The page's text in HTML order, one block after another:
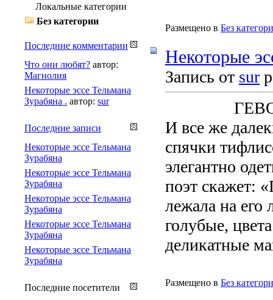
Размещено в Без
Некоторые
Запись от sur
И все же
спячки
элегантно
поэт скажет:
лежала на его
голубые,
деликатные
Размещено в Без
Локальные категории
Без категории
Последние комментарии
Что они любят? автор:
Магнолия
Некоторые эссе Тельмана
Зурабяна . автор: sur
Последние записи
Некоторые эссе Тельмана
Зурабяна
Некоторые эссе Тельмана
Зурабяна
Некоторые эссе Тельмана
Зурабяна
Некоторые эссе Тельмана
Зурабяна
Некоторые эссе Тельмана
Зурабяна
Последние посетители